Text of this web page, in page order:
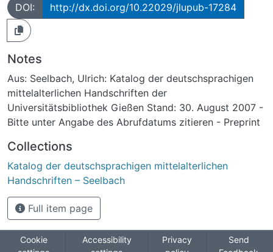
DOI: http://dx.doi.org/10.22029/jlupub-17284
Notes
Aus: Seelbach, Ulrich: Katalog der deutschsprachigen
mittelalterlichen Handschriften der
Universitätsbibliothek Gießen Stand: 30. August 2007 -
Bitte unter Angabe des Abrufdatums zitieren - Preprint
Collections
Katalog der deutschsprachigen mittelalterlichen
Handschriften – Seelbach
Full item page
Cookie
Accessibility
Privacy
Send